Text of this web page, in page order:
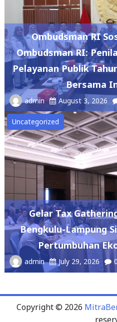
Ombudsman RI
Ombudsman RI:
Pelayanan Publik
Bersama
admin August 3, 2026
Uncategorized
Gelar Tax
Bengkulu-Lampung
Pertumbuhan
admin July 29, 2026 0
Copyright © 2026